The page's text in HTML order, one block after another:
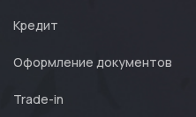
Кредит
Оформление документов
Trade-in